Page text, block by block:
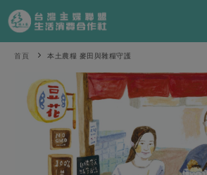
產品分類
當季蔬果
一籃菜 當令水果
辛香料類
食譜料理
食材特別企畫
預購活動
綠主張
首頁 本土農糧 麥田與雜糧守護